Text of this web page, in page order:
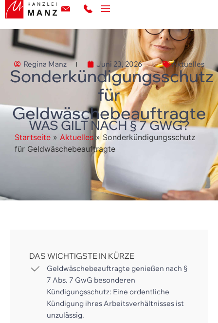
Regina Manz Juni 23, 2026 Aktuelles
Sonderkündigungsschutz
für
Geldwäschebeauftragte
WAS GILT NACH § 7 GWG?
Startseite » Aktuelles » Sonderkündigungsschutz
für Geldwäsche­beauftragte
DAS WICHTIGSTE IN KÜRZE
Geldwäschebeauftragte genießen nach §
7 Abs. 7 GwG besonderen
Kündigungsschutz: Eine ordentliche
Kündigung ihres Arbeitsverhältnisses ist
unzulässig.